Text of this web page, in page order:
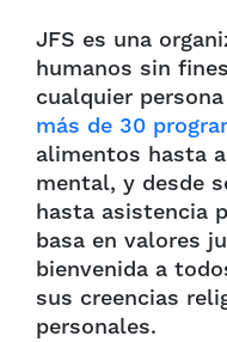
JFS es una
humanos sin
cualquier
más de 30
alimentos hasta
mental, y desde
hasta asistencia
basa en valores
bienvenida a
sus creencias
personales.